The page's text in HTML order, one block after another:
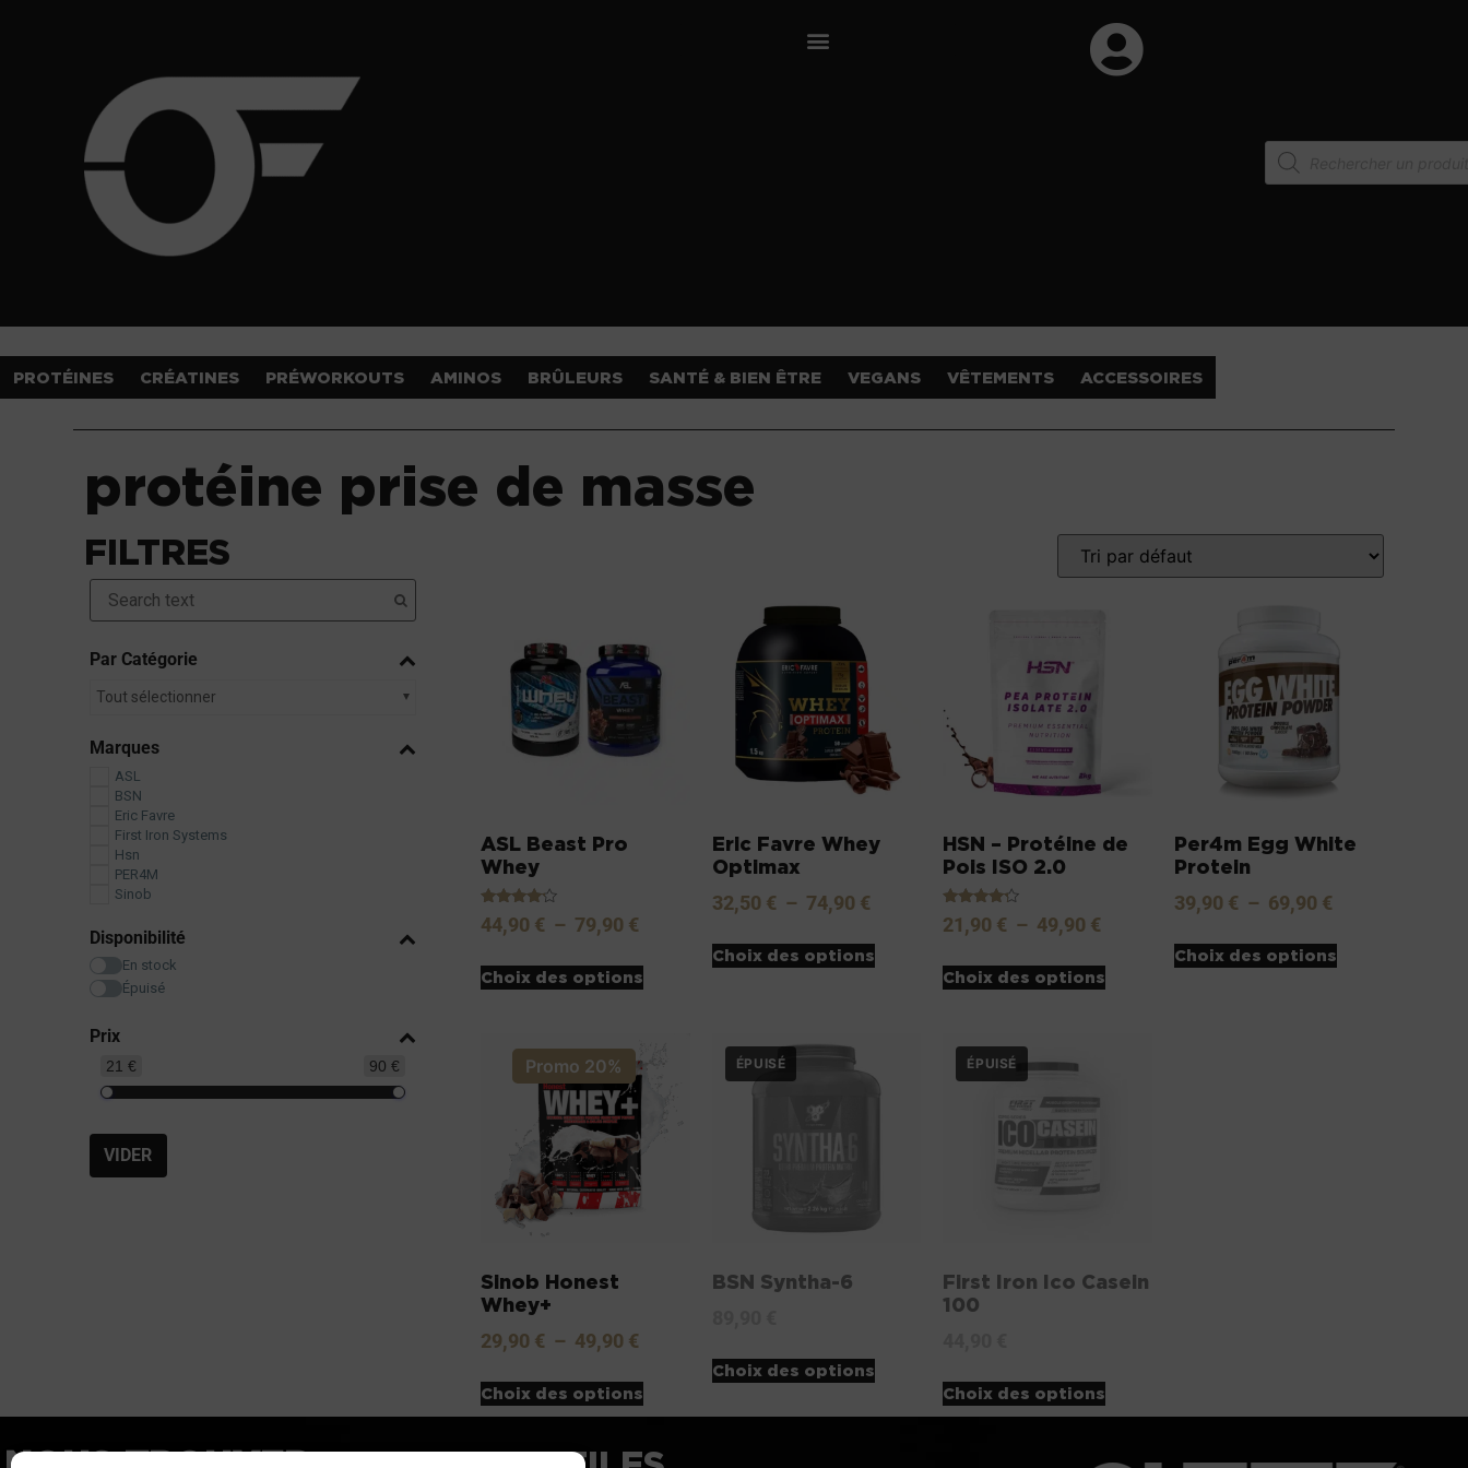
PROTÉINES CRÉATINES PRÉWORKOUTS AMINOS BRÛLEURS SANTÉ & BIEN ÊTRE VEGANS VÊTEMENTS ACCESSOIRES
protéine prise de masse
FILTRES
Par Catégorie
Tout sélectionner
Marques
ASL
BSN
Eric Favre
First Iron Systems
Hsn
PER4M
Sinob
Disponibilité
En stock
Épuisé
Prix
21 € 90 €
VIDER
ASL Beast Pro
Whey
Note
4.00
44,90 € – 79,90 €
Choix des options
Eric Favre Whey
Optimax
32,50 € – 74,90 €
Choix des options
HSN – Protéine de
Pois ISO 2.0
Note
4.00
21,90 € – 49,90 €
Choix des options
Per4m Egg White
Protein
39,90 € – 69,90 €
Choix des options
Promo 20%
Sinob Honest
Whey+
29,90 € – 49,90 €
Choix des options
BSN Syntha-6
Choix des options
First Iron Ico Casein
100
Choix des options